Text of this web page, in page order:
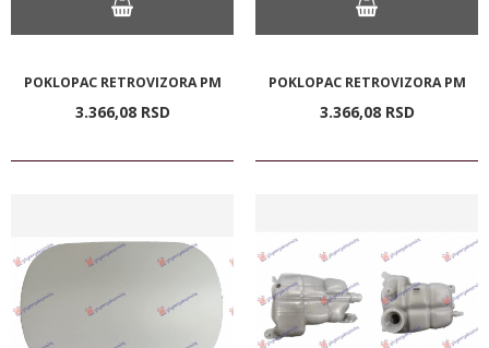
POKLOPAC RETROVIZORA PM
3.366,08 RSD
POKLOPAC RETROVIZORA PM
3.366,08 RSD